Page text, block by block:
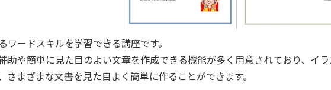
ワードスキルを学習できる講座です。
助や簡単に見た目のよい文章を作成できる機能が多く用意されており、イ
さまざまな文書を見た目よく簡単に作ることができます。